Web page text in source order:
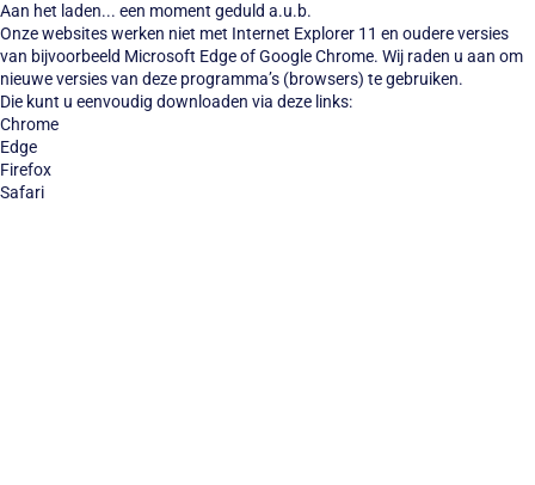
Aan het laden... een moment geduld a.u.b.
Onze websites werken niet met Internet Explorer 11 en oudere versies
van bijvoorbeeld Microsoft Edge of Google Chrome. Wij raden u aan om
nieuwe versies van deze programma’s (browsers) te gebruiken.
Die kunt u eenvoudig downloaden via deze links:
Chrome
Edge
Firefox
Safari